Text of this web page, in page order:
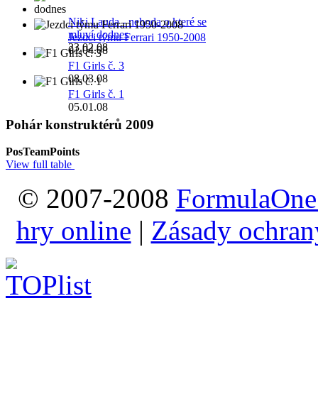
Niki Lauda - nehoda o které se
mluví dodnes
23.02.08
Jezdci týmu Ferrari 1950-2008
01.04.08
F1 Girls č. 3
08.03.08
F1 Girls č. 1
05.01.08
Pohár konstruktérů 2009
PosTeamPoints
View full table
© 2007-2008
hry online | Zásady